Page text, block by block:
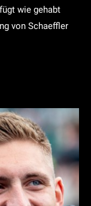
wie gehabt
von Schaeffler